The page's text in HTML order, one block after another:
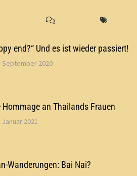
end?“ Und es ist wieder passiert!
September 2020
Hommage an Thailands Frauen
Januar 2021
Wanderungen: Bai Nai?